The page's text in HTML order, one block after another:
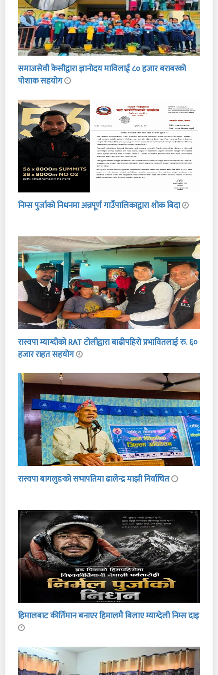
समाजसेवी केसीद्वारा ज्ञानोदय माविलाई ८० हजार बराबरको
पोशाक सहयोग
निम्स पुर्जाको निधनमा अन्नपूर्ण गाउँपालिकाद्वारा शोक बिदा
रास्वपा म्याग्दीको RAT टोलीद्वारा बाढीपहिरो प्रभावितलाई रु. ६०
हजार राहत सहयोग
रास्वपा बागलुङको सभापतिमा ढालेन्द्र माझी निर्वाचित
हिमालबाट कीर्तिमान बनाएर हिमालमै बिलाए म्याग्देली निम्स दाइ